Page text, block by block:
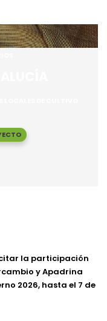
la participación
y Apadrina
2026, hasta el 7 de